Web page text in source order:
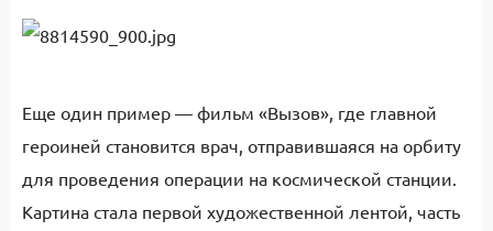
Еще один пример — фильм «Вызов», где главной
героиней становится врач, отправившаяся на орбиту
для проведения операции на космической станции.
Картина стала первой художественной лентой, часть